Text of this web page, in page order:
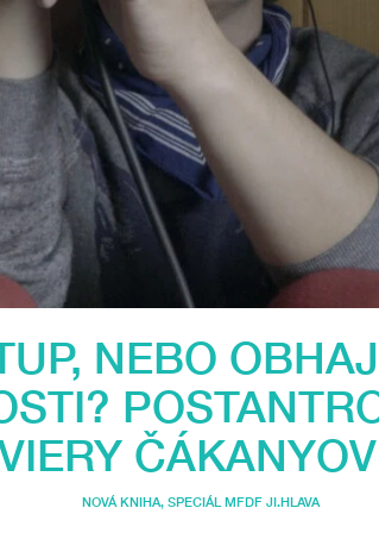
NEBO
NOVÁ KNIHA, SPECIÁL MFDF JI.HLAVA